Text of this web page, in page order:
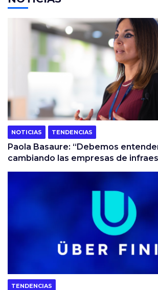
NOTICIAS TENDENCIAS
Paola Basaure: “Debemos
cambiando las empresas de
TENDENCIAS